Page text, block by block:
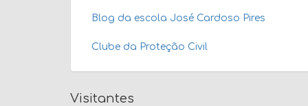
Blog da escola José Cardoso Pires
Clube da Proteção Civil
Visitantes